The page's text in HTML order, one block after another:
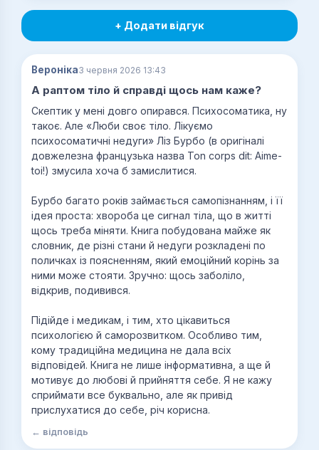
+ Додати відгук
Вероніка3 червня 2026 13:43
А раптом тіло й справді щось нам каже?
Скептик у мені довго опирався. Психосоматика, ну
такоє. Але «Люби своє тіло. Лікуємо
психосоматичні недуги» Ліз Бурбо (в оригіналі
довжелезна французька назва Ton corps dit: Aime-
toi!) змусила хоча б замислитися.
Бурбо багато років займається самопізнанням, і її
ідея проста: хвороба це сигнал тіла, що в житті
щось треба міняти. Книга побудована майже як
словник, де різні стани й недуги розкладені по
поличках із поясненням, який емоційний корінь за
ними може стояти. Зручно: щось заболіло,
відкрив, подивився.
Підійде і медикам, і тим, хто цікавиться
психологією й саморозвитком. Особливо тим,
кому традиційна медицина не дала всіх
відповідей. Книга не лише інформативна, а ще й
мотивує до любові й прийняття себе. Я не кажу
сприймати все буквально, але як привід
прислухатися до себе, річ корисна.
← відповідь